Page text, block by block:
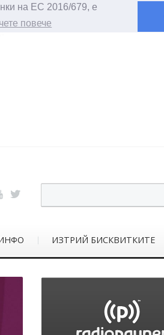
на ЕС 2016/679, е
повече
ИЗТРИЙ БИСКВИТКИТЕ